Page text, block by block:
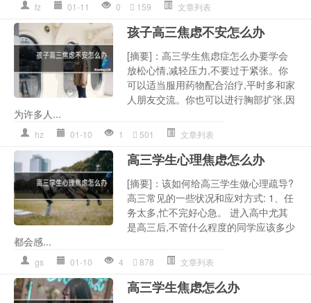
fz 01-11 0 159 文章列表
孩子高三焦虑不安怎么办
[摘要]：高三学生焦虑症怎么办要学会
放松心情,减轻压力,不要过于紧张。你
可以适当服用药物配合治疗,平时多和家
人朋友交流。你也可以进行胸部扩张,因
为许多人...
hz 01-10 1 501 文章列表
高三学生心理焦虑怎么办
[摘要]：该如何给高三学生做心理疏导?
高三常见的一些状况和应对方式: 1、任
务太多,忙不完好心急。 进入高中尤其
是高三后,不管什么程度的同学应该多少
都会感...
gs 01-10 4 878 文章列表
高三学生焦虑怎么办